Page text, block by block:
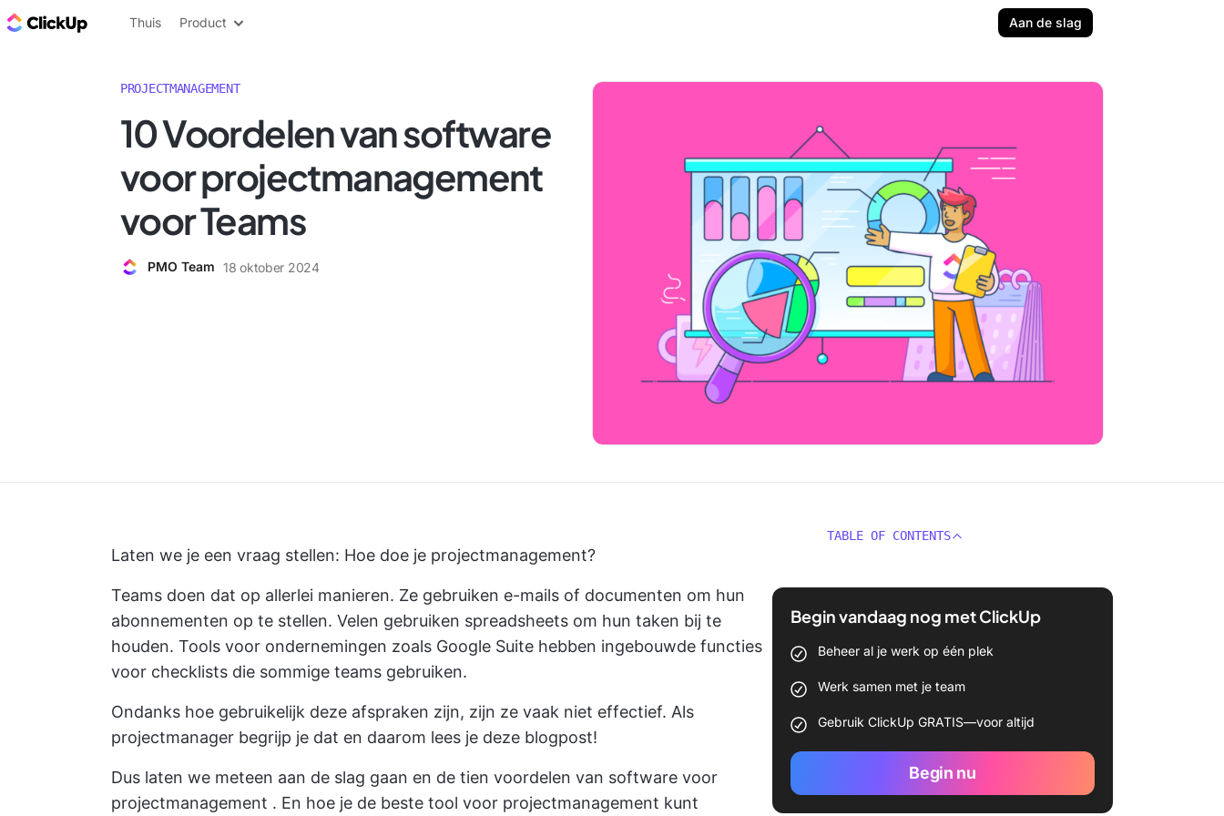
ClickUp Blog
Thuis Product Aan de slag
PROJECTMANAGEMENT
10 Voordelen van software
voor projectmanagement
voor Teams
PMO Team 18 oktober 2024
Laten we je een vraag stellen: Hoe doe je projectmanagement?
Teams doen dat op allerlei manieren. Ze gebruiken e-mails of documenten om hun
abonnementen op te stellen. Velen gebruiken spreadsheets om hun taken bij te
houden. Tools voor ondernemingen zoals Google Suite hebben ingebouwde functies
voor checklists die sommige teams gebruiken.
Ondanks hoe gebruikelijk deze afspraken zijn, zijn ze vaak niet effectief. Als
projectmanager begrijp je dat en daarom lees je deze blogpost!
Dus laten we meteen aan de slag gaan en de tien voordelen van software voor
projectmanagement . En hoe je de beste tool voor projectmanagement kunt
TABLE OF CONTENTS
Begin vandaag nog met ClickUp
Beheer al je werk op één plek
Werk samen met je team
Gebruik ClickUp GRATIS—voor altijd
Begin nu